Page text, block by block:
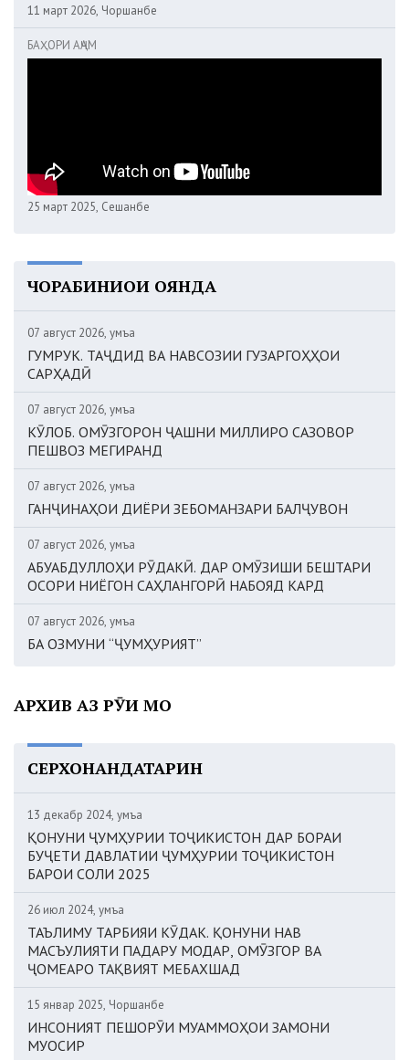
11 март 2026, Чоршанбе
БАҲОРИ АҶАМ
25 март 2025, Сешанбе
ЧОРАБИНИҲОИ ОЯНДА
07 август 2026, Ҷумъа
ГУМРУК. ТАҶДИД ВА НАВСОЗИИ ГУЗАРГОҲҲОИ
САРҲАДӢ
07 август 2026, Ҷумъа
КӮЛОБ. ОМӮЗГОРОН ҶАШНИ МИЛЛИРО САЗОВОР
ПЕШВОЗ МЕГИРАНД
07 август 2026, Ҷумъа
ГАНҶИНАҲОИ ДИЁРИ ЗЕБОМАНЗАРИ БАЛҶУВОН
07 август 2026, Ҷумъа
АБУАБДУЛЛОҲИ РӮДАКӢ. ДАР ОМӮЗИШИ БЕШТАРИ
ОСОРИ НИЁГОН САҲЛАНГОРӢ НАБОЯД КАРД
07 август 2026, Ҷумъа
БА ОЗМУНИ “ҶУМҲУРИЯТ”
АРХИВ АЗ РӮИ МОҲ
СЕРХОНАНДАТАРИН
13 декабр 2024, Ҷумъа
ҚОНУНИ ҶУМҲУРИИ ТОҶИКИСТОН ДАР БОРАИ
БУҶЕТИ ДАВЛАТИИ ҶУМҲУРИИ ТОҶИКИСТОН
БАРОИ СОЛИ 2025
26 июл 2024, Ҷумъа
ТАЪЛИМУ ТАРБИЯИ КӮДАК. ҚОНУНИ НАВ
МАСЪУЛИЯТИ ПАДАРУ МОДАР, ОМӮЗГОР ВА
ҶОМЕАРО ТАҚВИЯТ МЕБАХШАД
15 январ 2025, Чоршанбе
ИНСОНИЯТ ПЕШОРӮИ МУАММОҲОИ ЗАМОНИ
МУОСИР